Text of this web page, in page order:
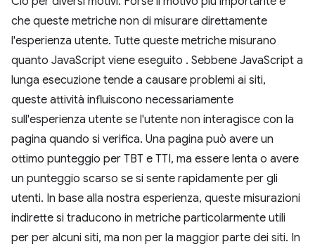
che queste metriche non di misurare direttamente
l'esperienza utente. Tutte queste metriche misurano
quanto JavaScript viene eseguito . Sebbene JavaScript a
lunga esecuzione tende a causare problemi ai siti,
queste attività influiscono necessariamente
sull'esperienza utente se l'utente non interagisce con la
pagina quando si verifica. Una pagina può avere un
ottimo punteggio per TBT e TTI, ma essere lenta o avere
un punteggio scarso se si sente rapidamente per gli
utenti. In base alla nostra esperienza, queste misurazioni
indirette si traducono in metriche particolarmente utili
per per alcuni siti, ma non per la maggior parte dei siti. In